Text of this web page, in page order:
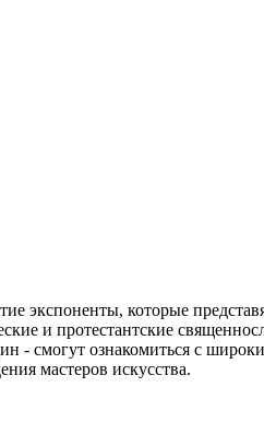
экспоненты, которые
и протестантские
смогут ознакомиться с
мастеров искусства.